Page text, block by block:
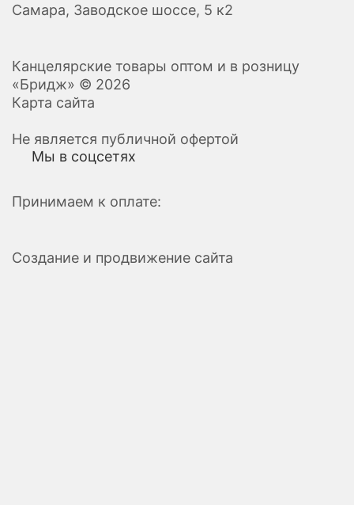
Самара, Заводское шоссе, 5 к2
Канцелярские товары оптом и в розницу
«Бридж» © 2026
Карта сайта
Не является публичной офертой
Мы в соцсетях
Принимаем к оплате:
Создание и продвижение сайта